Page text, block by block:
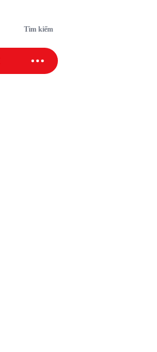
Tìm kiếm
SAO SPORT